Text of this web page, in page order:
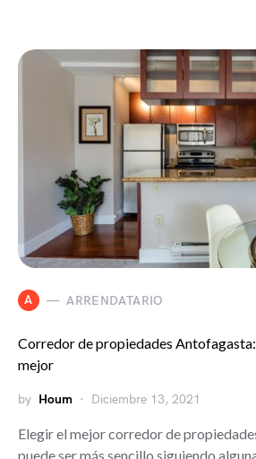
A ARRENDATARIO
Corredor de propiedades
mejor
by Houm Diciembre 13, 2021
Elegir el mejor corredor de
puede ser más sencillo siguiendo